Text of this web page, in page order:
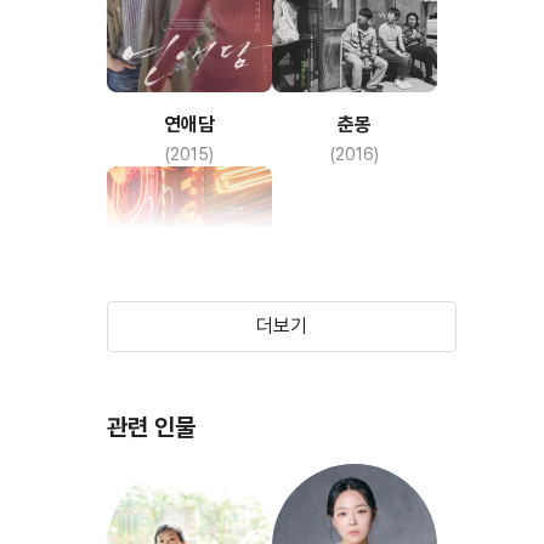
연애담
(2015)
춘몽
(2016)
꿈의 제인
더보기
관련 인물